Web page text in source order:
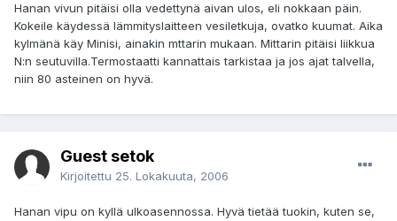
Hanan vivun pitäisi olla vedettynä aivan ulos, eli nokkaan päin.
Kokeile käydessä lämmityslaitteen vesiletkuja, ovatko kuumat. Aika
kylmänä käy Minisi, ainakin mttarin mukaan. Mittarin pitäisi liikkua
N:n seutuvilla.Termostaatti kannattais tarkistaa ja jos ajat talvella,
niin 80 asteinen on hyvä.
Guest setok
Kirjoitettu 25. Lokakuuta, 2006
Hanan vipu on kyllä ulkoasennossa. Hyvä tietää tuokin, kuten se,